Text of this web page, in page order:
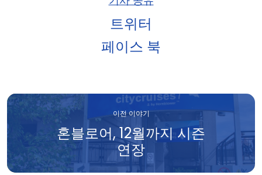
트위터
페이스 북
이전 이야기
혼블로어, 12월까지 시즌
연장